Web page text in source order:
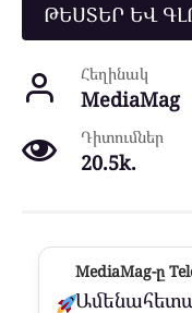
ԹԵՍՏԵՐ ԵՎ
Հեղինակ
MediaMag
Դիտումներ
20.5k.
MediaMag-ը